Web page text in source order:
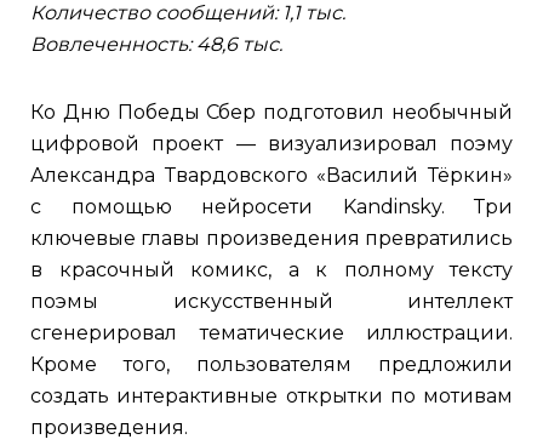
Количество сообщений: 1,1 тыс.
Вовлеченность: 48,6 тыс.
Ко Дню Победы Сбер подготовил необычный
цифровой проект — визуализировал поэму
Александра Твардовского «Василий Тёркин»
с помощью нейросети Kandinsky. Три
ключевые главы произведения превратились
в красочный комикс, а к полному тексту
поэмы искусственный интеллект
сгенерировал тематические иллюстрации.
Кроме того, пользователям предложили
создать интерактивные открытки по мотивам
произведения.